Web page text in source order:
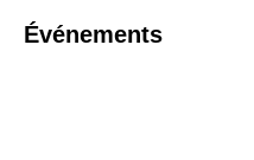
Événements